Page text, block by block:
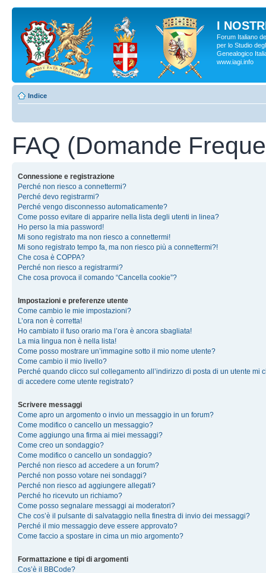
I
Forum Italiano
per lo Studio
Genealogico
www.iagi.info
Indice
FAQ (Domande
Connessione e registrazione
Perché non riesco a connettermi?
Perché devo registrarmi?
Perché vengo disconnesso automaticamente?
Come posso evitare di apparire nella lista degli utenti in linea?
Ho perso la mia password!
Mi sono registrato ma non riesco a connettermi!
Mi sono registrato tempo fa, ma non riesco più a connettermi?!
Che cosa è COPPA?
Perché non riesco a registrarmi?
Che cosa provoca il comando “Cancella cookie”?
Impostazioni e preferenze utente
Come cambio le mie impostazioni?
L’ora non è corretta!
Ho cambiato il fuso orario ma l’ora è ancora sbagliata!
La mia lingua non è nella lista!
Come posso mostrare un’immagine sotto il mio nome utente?
Come cambio il mio livello?
Perché quando clicco sul collegamento all’indirizzo di posta di un utente mi
di accedere come utente registrato?
Scrivere messaggi
Come apro un argomento o invio un messaggio in un forum?
Come modifico o cancello un messaggio?
Come aggiungo una firma ai miei messaggi?
Come creo un sondaggio?
Come modifico o cancello un sondaggio?
Perché non riesco ad accedere a un forum?
Perché non posso votare nei sondaggi?
Perché non riesco ad aggiungere allegati?
Perché ho ricevuto un richiamo?
Come posso segnalare messaggi ai moderatori?
Che cos’è il pulsante di salvataggio nella finestra di invio dei messaggi?
Perché il mio messaggio deve essere approvato?
Come faccio a spostare in cima un mio argomento?
Formattazione e tipi di argomenti
Cos’è il BBCode?